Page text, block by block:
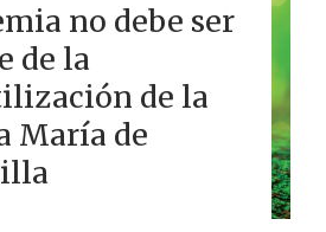
no debe ser
de la
de la
María de